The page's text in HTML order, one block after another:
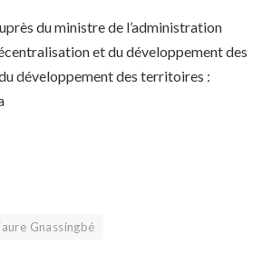
du ministre de l’administration
et du développement des
développement des territoires :
Gnassingbé